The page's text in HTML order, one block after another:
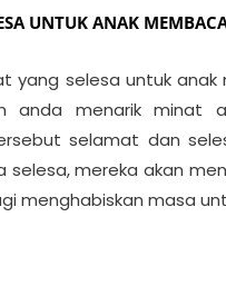
UNTUK ANAK
yang selesa untuk
anda menarik minat
selamat dan
selesa, mereka akan
menghabiskan masa